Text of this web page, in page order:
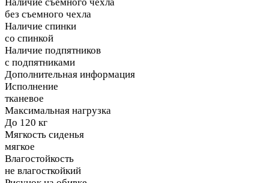
без съемного чехла
Наличие спинки
со спинкой
Наличие подпятников
с подпятниками
Дополнительная информация
Исполнение
тканевое
Максимальная нагрузка
До 120 кг
Мягкость сиденья
мягкое
Влагостойкость
не влагосткойкий